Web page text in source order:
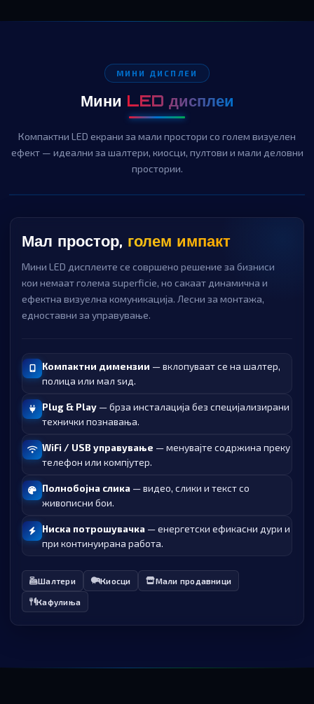
МИНИ ДИСПЛЕИ
Мини LED дисплеи
Компактни LED екрани за мали простори со голем визуелен
ефект — идеални за шалтери, киосци, пултови и мали деловни
простории.
Мал простор, голем импакт
Мини LED дисплеите се совршено решение за бизниси
кои немаат голема superficie, но сакаат динамична и
ефектна визуелна комуникација. Лесни за монтажа,
едноставни за управување.
Компактни димензии — вклопуваат се на шалтер,
полица или мал ѕид.
Plug & Play — брза инсталација без специјализирани
технички познавања.
WiFi / USB управување — менувајте содржина преку
телефон или компјутер.
Полнобојна слика — видео, слики и текст со
живописни бои.
Ниска потрошувачка — енергетски ефикасни дури и
при континуирана работа.
Шалтери Киосци Мали продавници
Кафулиња